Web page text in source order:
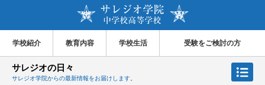
学校紹介 教育内容 学校生活 受験をご検討の方
サレジオの日々
サレジオ学院からの最新情報をお届けします。